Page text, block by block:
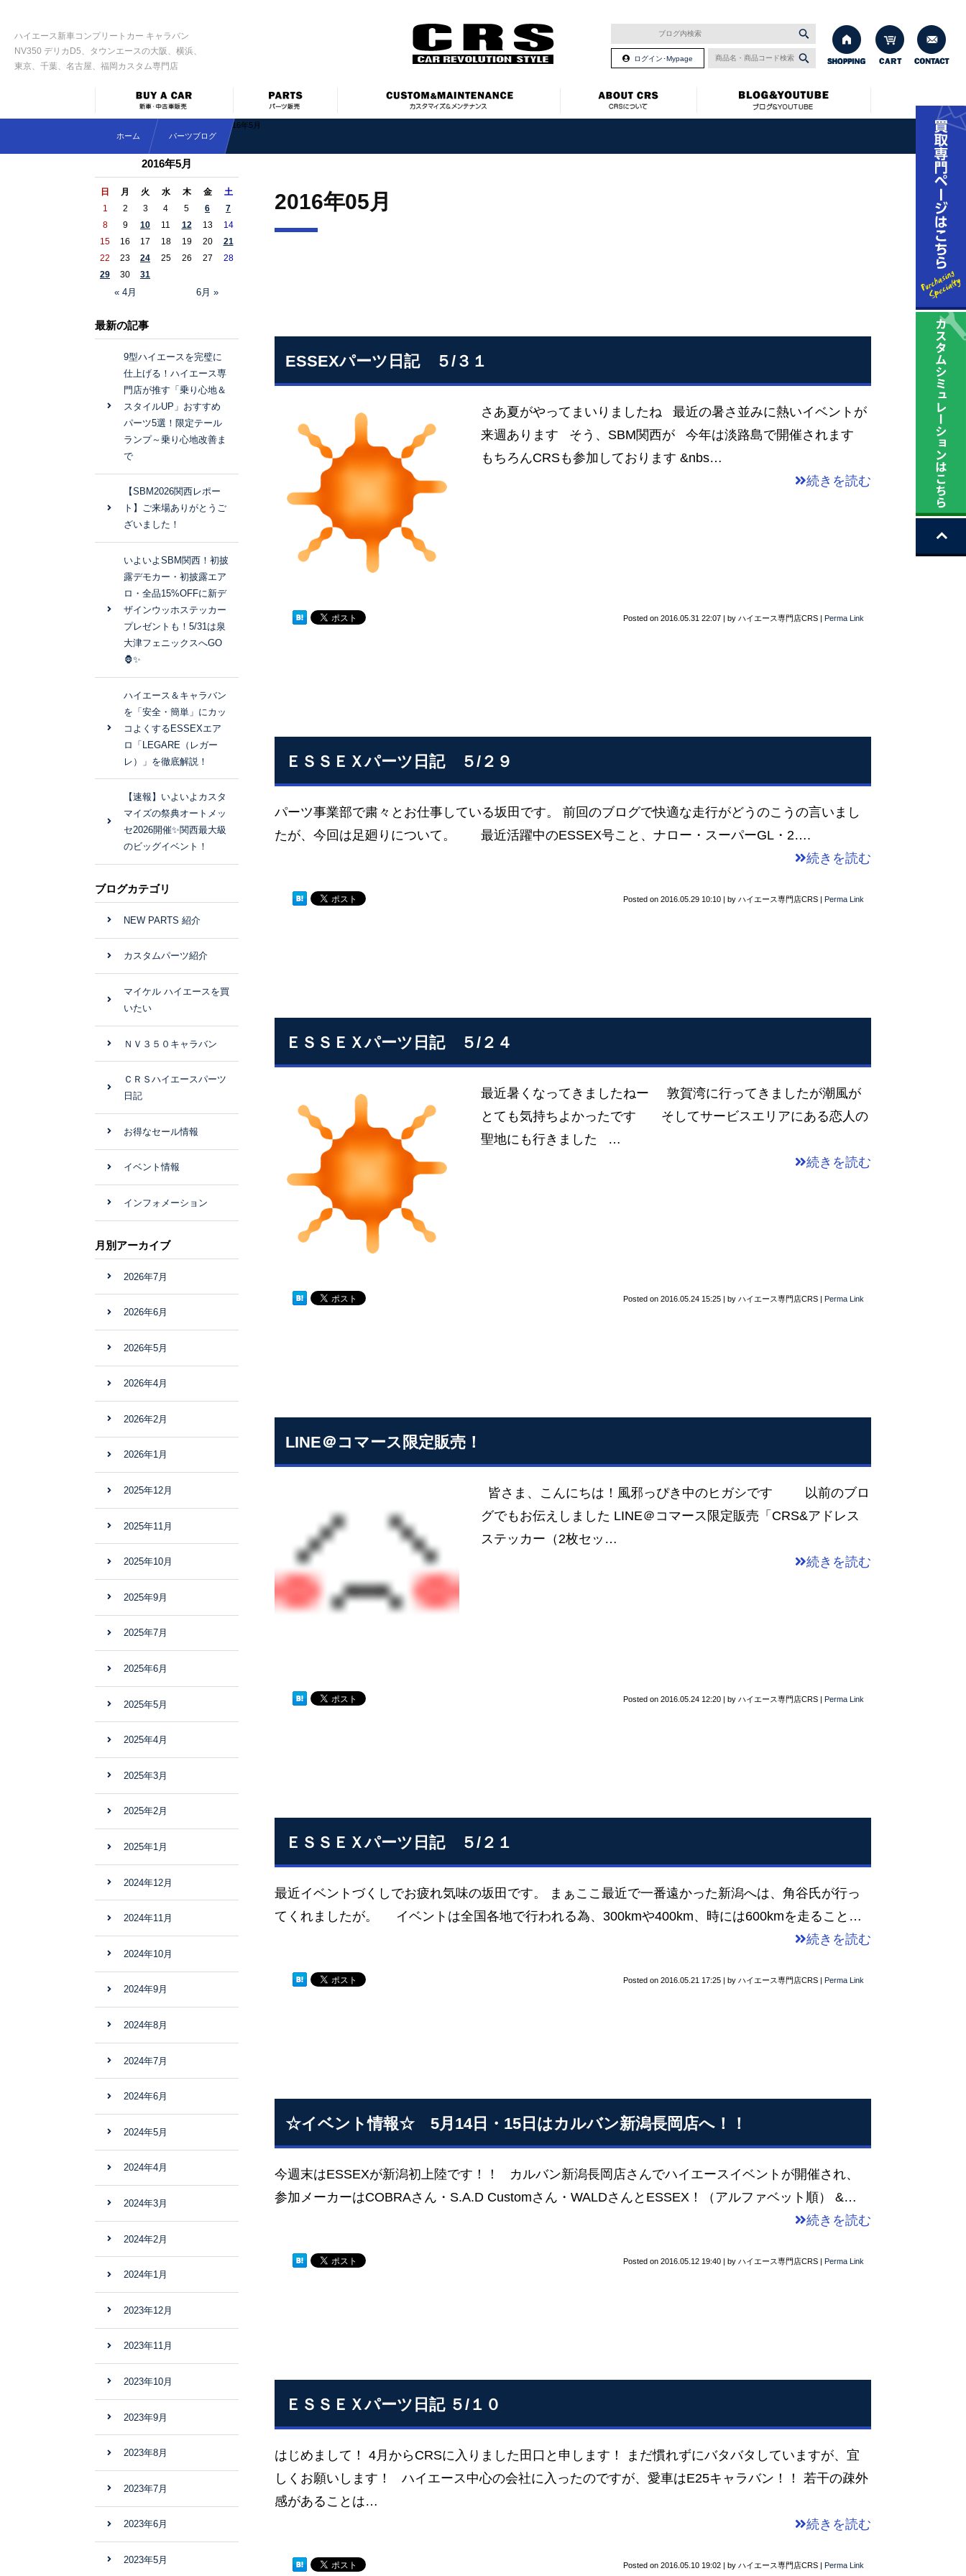
ハイエース新車コンプリートカー キャラバン
NV350 デリカD5、タウンエースの大阪、横浜、
東京、千葉、名古屋、福岡カスタム専門店
ログイン･Mypage
ホーム パーツブログ
2016年5月
2016年05月
ESSEXパーツ日記 ５/３１
さあ夏がやってまいりましたね 最近の暑さ並みに熱いイベントが
来週あります そう、SBM関西が 今年は淡路島で開催されます
もちろんCRSも参加しております &nbs…
続きを読む
Posted on 2016.05.31 22:07 | by ハイエース専門店CRS | Perma Link
ＥＳＳＥＸパーツ日記 ５/２９
パーツ事業部で粛々とお仕事している坂田です。 前回のブログで快適な走行がどうのこうの言いまし
たが、今回は足廻りについて。 最近活躍中のESSEX号こと、ナロー・スーパーGL・2….
続きを読む
Posted on 2016.05.29 10:10 | by ハイエース専門店CRS | Perma Link
ＥＳＳＥＸパーツ日記 ５/２４
最近暑くなってきましたねー 敦賀湾に行ってきましたが潮風が
とても気持ちよかったです そしてサービスエリアにある恋人の
聖地にも行きました …
続きを読む
Posted on 2016.05.24 15:25 by ハイエース専門店CRS Perma Link
LINE＠コマース限定販売！
皆さま、こんにちは！風邪っぴき中のヒガシです 以前のブロ
グでもお伝えしました LINE＠コマース限定販売「CRS&アドレス
ステッカー（2枚セッ…
続きを読む
Posted on 2016.05.24 12:20 | by ハイエース専門店CRS | Perma Link
ＥＳＳＥＸパーツ日記 ５/２１
最近イベントづくしでお疲れ気味の坂田です。 まぁここ最近で一番遠かった新潟へは、角谷氏が行っ
てくれましたが。 イベントは全国各地で行われる為、300kmや400km、時には600kmを走ること…
続きを読む
Posted on 2016.05.21 17:25 | by ハイエース専門店CRS | Perma Link
☆イベント情報☆ 5月14日・15日はカルバン新潟長岡店へ！！
今週末はESSEXが新潟初上陸です！！ カルバン新潟長岡店さんでハイエースイベントが開催され、
参加メーカーはCOBRAさん・S.A.D Customさん・WALDさんとESSEX！（アルファベット順） &…
続きを読む
Posted on 2016.05.12 19:40 | by ハイエース専門店CRS | Perma Link
ＥＳＳＥＸパーツ日記 ５/１０
はじめまして！ 4月からCRSに入りました田口と申します！ まだ慣れずにバタバタしていますが、宜
しくお願いします！ ハイエース中心の会社に入ったのですが、愛車はE25キャラバン！！ 若干の疎外
感があることは…
続きを読む
Posted on 2016.05.10 19:02 | by ハイエース専門店CRS | Perma Link
2016年5月
日 月 火 水 木 金 土
« 4月 6月 »
1 2 3 4 5 6
7
8
9 10 11 12 13
14
15
16 17 18 19 20
21
22
23 24 25 26 27
28
29
30 31
最新の記事
9型ハイエースを完璧に
仕上げる！ハイエース専
門店が推す「乗り心地＆
スタイルUP」おすすめ
パーツ5選！限定テール
ランプ～乗り心地改善ま
で
【SBM2026関西レポー
ト】ご来場ありがとうご
ざいました！
いよいよSBM関西！初披
露デモカー・初披露エア
ロ・全品15%OFFに新デ
ザインウッホステッカー
プレゼントも！5/31は泉
大津フェニックスへGO
🦍✨
ハイエース＆キャラバン
を「安全・簡単」にカッ
コよくするESSEXエア
ロ「LEGARE（レガー
レ）」を徹底解説！
【速報】いよいよカスタ
マイズの祭典オートメッ
セ2026開催✨関西最大級
のビッグイベント！
ブログカテゴリ
NEW PARTS 紹介
カスタムパーツ紹介
マイケル ハイエースを買
いたい
ＮＶ３５０キャラバン
ＣＲＳハイエースパーツ
日記
お得なセール情報
イベント情報
インフォメーション
月別アーカイブ
2026年7月
2026年6月
2026年5月
2026年4月
2026年2月
2026年1月
2025年12月
2025年11月
2025年10月
2025年9月
2025年7月
2025年6月
2025年5月
2025年4月
2025年3月
2025年2月
2025年1月
2024年12月
2024年11月
2024年10月
2024年9月
2024年8月
2024年7月
2024年6月
2024年5月
2024年4月
2024年3月
2024年2月
2024年1月
2023年12月
2023年11月
2023年10月
2023年9月
2023年8月
2023年7月
2023年6月
2023年5月